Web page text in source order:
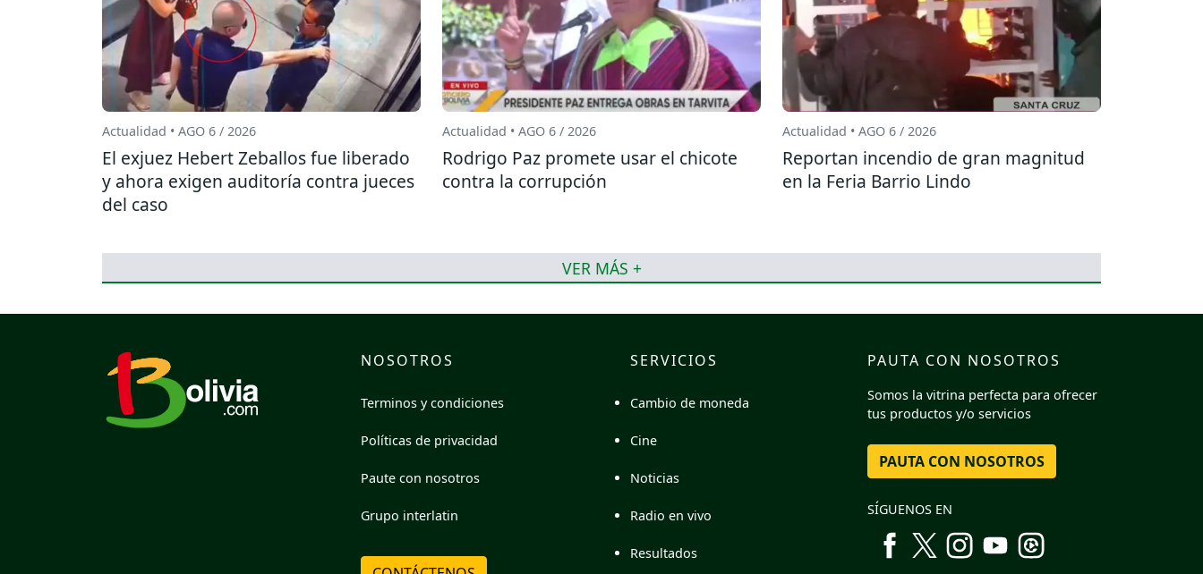
Actualidad • AGO 6 / 2026
El exjuez Hebert Zeballos fue liberado
y ahora exigen auditoría contra jueces
del caso
Actualidad • AGO 6 / 2026
Rodrigo Paz promete usar el chicote
contra la corrupción
Actualidad • AGO 6 / 2026
Reportan incendio de gran magnitud
en la Feria Barrio Lindo
VER MÁS +
NOSOTROS
Terminos y condiciones
Políticas de privacidad
Paute con nosotros
Grupo interlatin
SERVICIOS
Cambio de moneda
Cine
Noticias
Radio en vivo
Resultados
PAUTA CON NOSOTROS
Somos la vitrina perfecta para ofrecer
tus productos y/o servicios
PAUTA CON NOSOTROS
SÍGUENOS EN